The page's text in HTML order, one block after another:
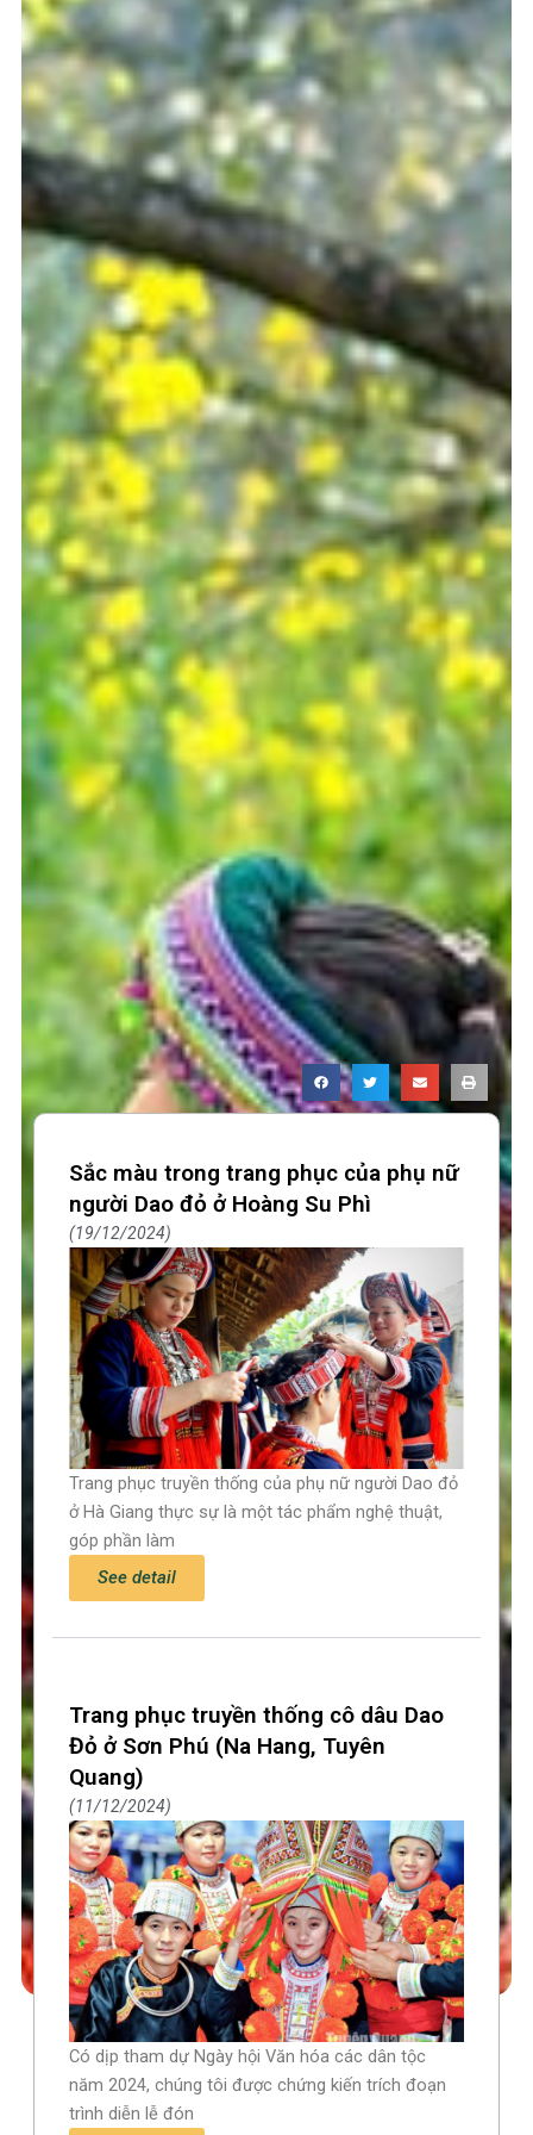
Sắc màu trong trang phục của phụ nữ
người Dao đỏ ở Hoàng Su Phì
19/12/2024
Trang phục truyền thống của phụ nữ người Dao đỏ
ở Hà Giang thực sự là một tác phẩm nghệ thuật,
góp phần làm
See detail
Trang phục truyền thống cô dâu Dao
Đỏ ở Sơn Phú (Na Hang, Tuyên
Quang)
11/12/2024
Có dịp tham dự Ngày hội Văn hóa các dân tộc
năm 2024, chúng tôi được chứng kiến trích đoạn ​​​​
trình diễn lễ đón